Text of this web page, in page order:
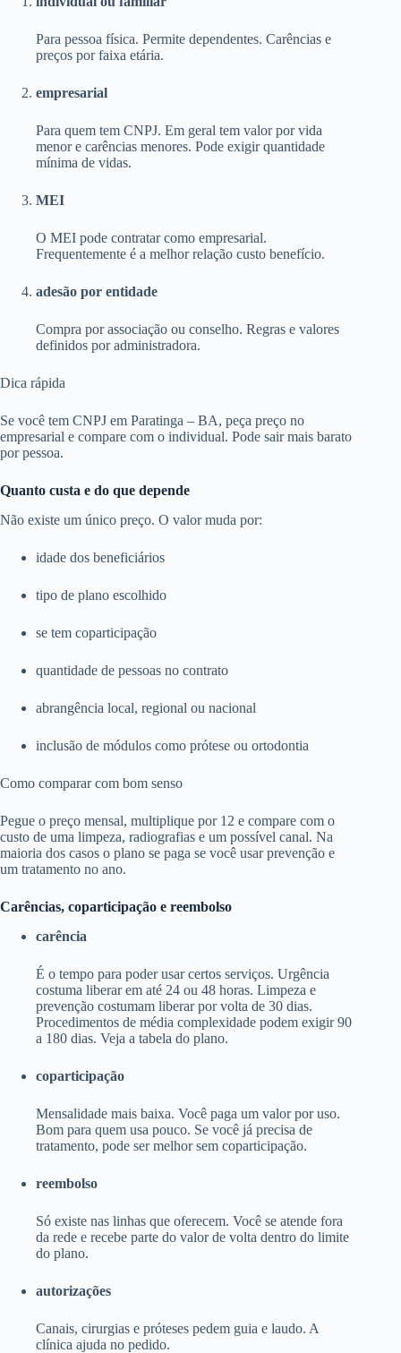
Para pessoa física. Permite dependentes. Carências e
preços por faixa etária.
empresarial
Para quem tem CNPJ. Em geral tem valor por vida
menor e carências menores. Pode exigir quantidade
mínima de vidas.
MEI
O MEI pode contratar como empresarial.
Frequentemente é a melhor relação custo benefício.
adesão por entidade
Compra por associação ou conselho. Regras e valores
definidos por administradora.
Dica rápida
Se você tem CNPJ em Paratinga – BA, peça preço no
empresarial e compare com o individual. Pode sair mais barato
por pessoa.
Quanto custa e do que depende
Não existe um único preço. O valor muda por:
idade dos beneficiários
tipo de plano escolhido
se tem coparticipação
quantidade de pessoas no contrato
abrangência local, regional ou nacional
inclusão de módulos como prótese ou ortodontia
Como comparar com bom senso
Pegue o preço mensal, multiplique por 12 e compare com o
custo de uma limpeza, radiografias e um possível canal. Na
maioria dos casos o plano se paga se você usar prevenção e
um tratamento no ano.
Carências, coparticipação e reembolso
carência
É o tempo para poder usar certos serviços. Urgência
costuma liberar em até 24 ou 48 horas. Limpeza e
prevenção costumam liberar por volta de 30 dias.
Procedimentos de média complexidade podem exigir 90
a 180 dias. Veja a tabela do plano.
coparticipação
Mensalidade mais baixa. Você paga um valor por uso.
Bom para quem usa pouco. Se você já precisa de
tratamento, pode ser melhor sem coparticipação.
reembolso
Só existe nas linhas que oferecem. Você se atende fora
da rede e recebe parte do valor de volta dentro do limite
do plano.
autorizações
Canais, cirurgias e próteses pedem guia e laudo. A
clínica ajuda no pedido.